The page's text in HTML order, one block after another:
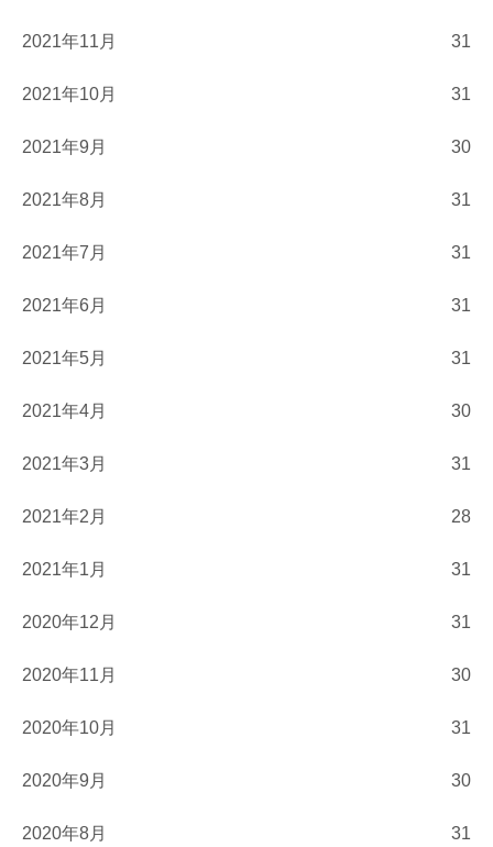
2021年11月 31
2021年10月 31
2021年9月 30
2021年8月 31
2021年7月 31
2021年6月 31
2021年5月 31
2021年4月 30
2021年3月 31
2021年2月 28
2021年1月 31
2020年12月 31
2020年11月 30
2020年10月 31
2020年9月 30
2020年8月 31